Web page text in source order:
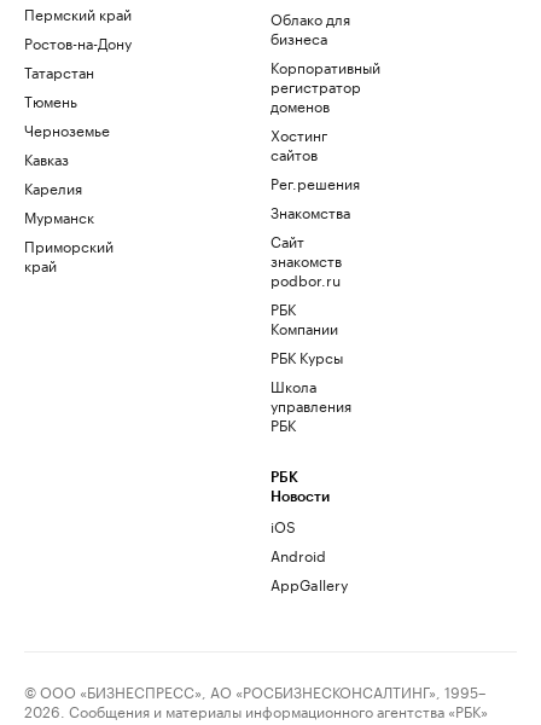
Пермский край
Ростов-на-Дону
Татарстан
Тюмень
Черноземье
Кавказ
Карелия
Мурманск
Приморский
край
Облако для
бизнеса
Корпоративный
регистратор
доменов
Хостинг
сайтов
Рег.решения
Знакомства
Сайт
знакомств
podbor.ru
РБК
Компании
РБК Курсы
Школа
управления
РБК
РБК
Новости
iOS
Android
AppGallery
© ООО «БИЗНЕСПРЕСС», АО «РОСБИЗНЕСКОНСАЛТИНГ», 1995–
2026. Сообщения и материалы информационного агентства «РБК»